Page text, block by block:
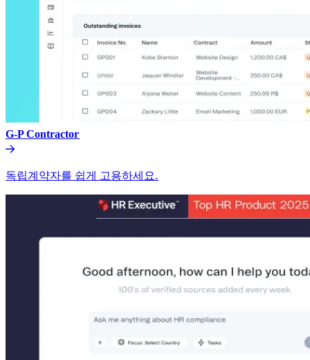
G-P Contractor​​
독립계약자를 쉽게 고용하세요.​​